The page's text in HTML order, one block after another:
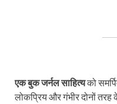
एक बुक जर्नल साहित्यको
लोकप्रिय और गंभीर दोनों तरह